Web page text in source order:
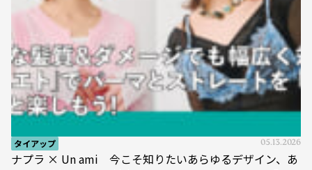
タイアップ 05.13.2026
ナプラ × Un ami 今こそ知りたいあらゆるデザイン、あ